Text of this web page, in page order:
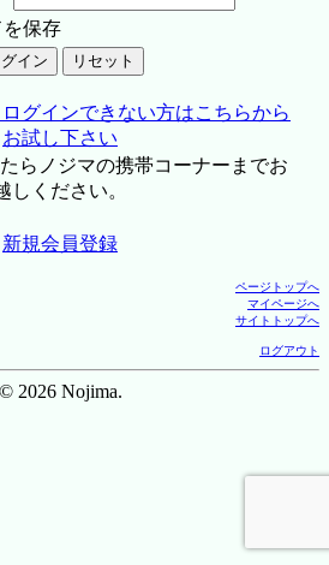
保存
グインできない方はこちらから
お試し下さい
らノジマの携帯コーナーまでお
しください。
新規会員登録
ページトップへ
マイページへ
サイトトップへ
ログアウト
© 2026 Nojima.